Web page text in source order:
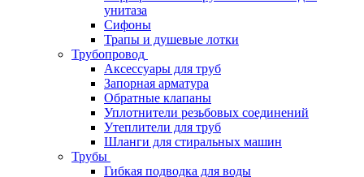
унитаза
Сифоны
Трапы и душевые лотки
Трубопровод
Аксессуары для труб
Запорная арматура
Обратные клапаны
Уплотнители резьбовых соединений
Утеплители для труб
Шланги для стиральных машин
Трубы
Гибкая подводка для воды